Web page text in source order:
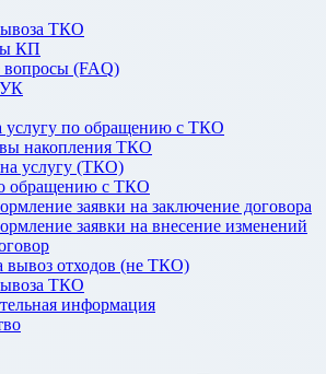
ТКО
КП
(FAQ)
УК
услугу по обращению с ТКО
накопления ТКО
услугу (ТКО)
обращению с ТКО
заявки на заключение договора
заявки на внесение изменений
вывоз отходов (не ТКО)
ТКО
информация